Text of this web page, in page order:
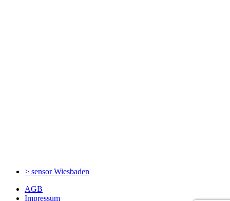
> sensorWiesbaden
AGB
Impressum